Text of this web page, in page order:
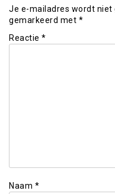
Je e-mailadres wordt niet
gemarkeerd met *
Reactie *
Naam *